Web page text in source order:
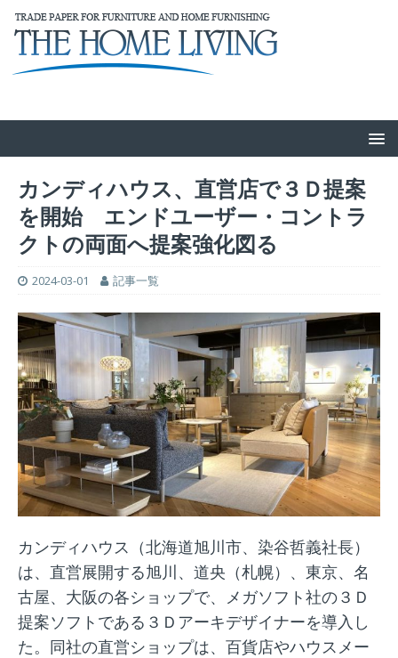
カンディハウス、直営店で３Ｄ提案
を開始 エンドユーザー・コントラ
クトの両面へ提案強化図る
2024-03-01 記事一覧
カンディハウス（北海道旭川市、染谷哲義社長）
は、直営展開する旭川、道央（札幌）、東京、名
古屋、大阪の各ショップで、メガソフト社の３Ｄ
提案ソフトである３Ｄアーキデザイナーを導入し
た。同社の直営ショップは、百貨店やハウスメー